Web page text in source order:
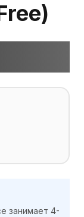
занимает 4-